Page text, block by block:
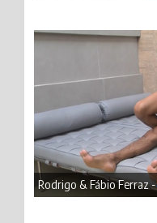
Rodrigo & Fábio Ferraz -